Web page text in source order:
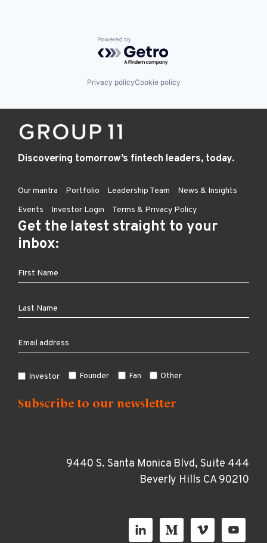
Powered by Getro.com
Privacy policyCookie policy
Discovering tomorrow’s fintech leaders, today.
Our mantra Portfolio Leadership Team
News & Insights
Events
Investor Login Terms & Privacy Policy
Get the latest straight to your
inbox:
Investor Founder Fan Other
9440 S. Santa Monica Blvd, Suite 444
Beverly Hills CA 90210